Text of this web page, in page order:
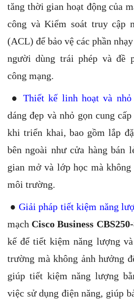
tăng thời gian hoạt động của
công và Kiểm soát truy cập
(ACL) để bảo vệ các phần
người dùng trái phép và đề
công mạng.
● Thiết kế linh hoạt và nhỏ
dáng đẹp và nhỏ gọn cung
khi triển khai, bao gồm lắp
bên ngoài như cửa hàng bán
gian mở và lớp học mà không
môi trường.
● Giải pháp tiết kiệm năng
mạch Cisco Business
kế để tiết kiệm năng lượng
trường mà không ảnh hưởng
giúp tiết kiệm năng lượng
việc sử dụng điện năng, giúp